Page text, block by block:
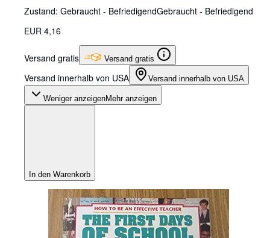
Zustand: Gebraucht - BefriedigendGebraucht - Befriedigend
EUR 4,16
Versand gratis Versand gratis
Versand innerhalb von USA Versand innerhalb von USA
Weniger anzeigenMehr anzeigen
In den Warenkorb